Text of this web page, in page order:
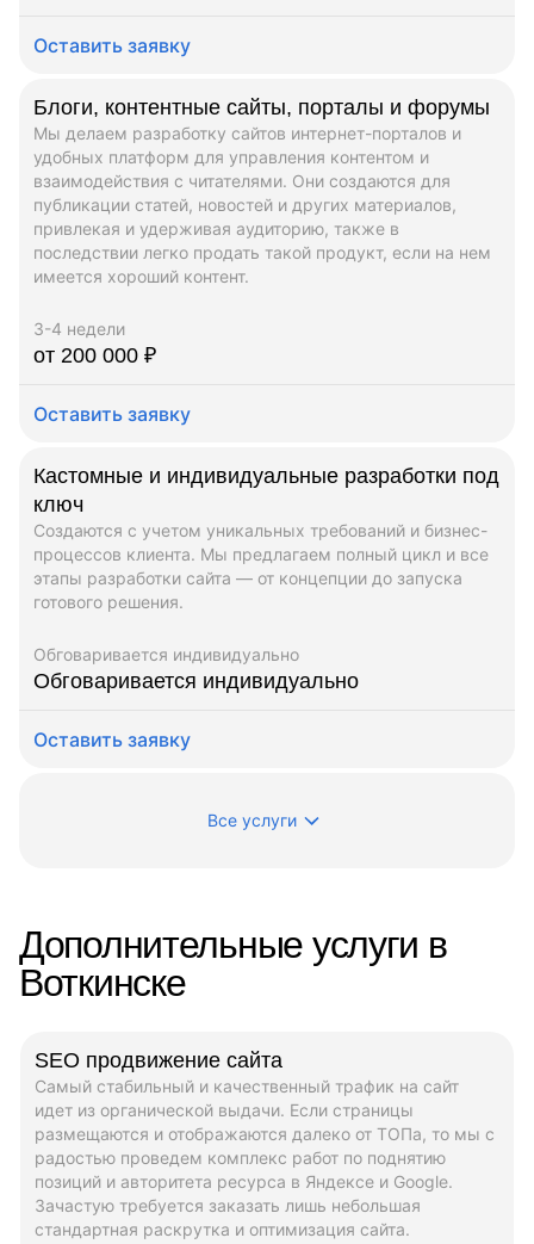
Оставить заявку
Блоги, контентные сайты, порталы и форумы
Мы делаем разработку сайтов интернет-порталов и
удобных платформ для управления контентом и
взаимодействия с читателями. Они создаются для
публикации статей, новостей и других материалов,
привлекая и удерживая аудиторию, также в
последствии легко продать такой продукт, если на нем
имеется хороший контент.
3-4 недели
от 200 000 ₽
Оставить заявку
Кастомные и индивидуальные разработки под
ключ
Создаются с учетом уникальных требований и бизнес-
процессов клиента. Мы предлагаем полный цикл и все
этапы разработки сайта — от концепции до запуска
готового решения.
Обговаривается индивидуально
Обговаривается индивидуально
Оставить заявку
Все услуги
Дополнительные услуги в
Воткинске
SEO продвижение сайта
Самый стабильный и качественный трафик на сайт
идет из органической выдачи. Если страницы
размещаются и отображаются далеко от ТОПа, то мы с
радостью проведем комплекс работ по поднятию
позиций и авторитета ресурса в Яндексе и Google.
Зачастую требуется заказать лишь небольшая
стандартная раскрутка и оптимизация сайта.